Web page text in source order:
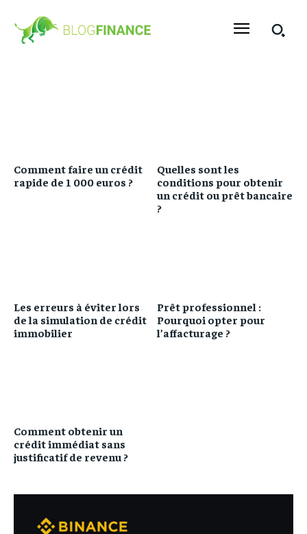
Comment faire un crédit
rapide de 1 000 euros ?
Quelles sont les
conditions pour obtenir
un crédit ou prêt bancaire
?
Les erreurs à éviter lors
de la simulation de crédit
immobilier
Prêt professionnel :
Pourquoi opter pour
l’affacturage ?
Comment obtenir un
crédit immédiat sans
justificatif de revenu ?